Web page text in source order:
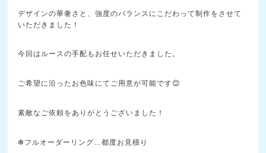
デザインの華奢さと、強度のバランスにこだわって制作をさせて
いただきました！
今回はルースの手配もお任せいただきました。
ご希望に沿ったお色味にてご用意が可能です😊
素敵なご依頼をありがとうございました！
✻フルオーダーリング…都度お見積り